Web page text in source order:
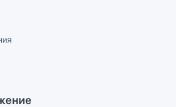
соглашение